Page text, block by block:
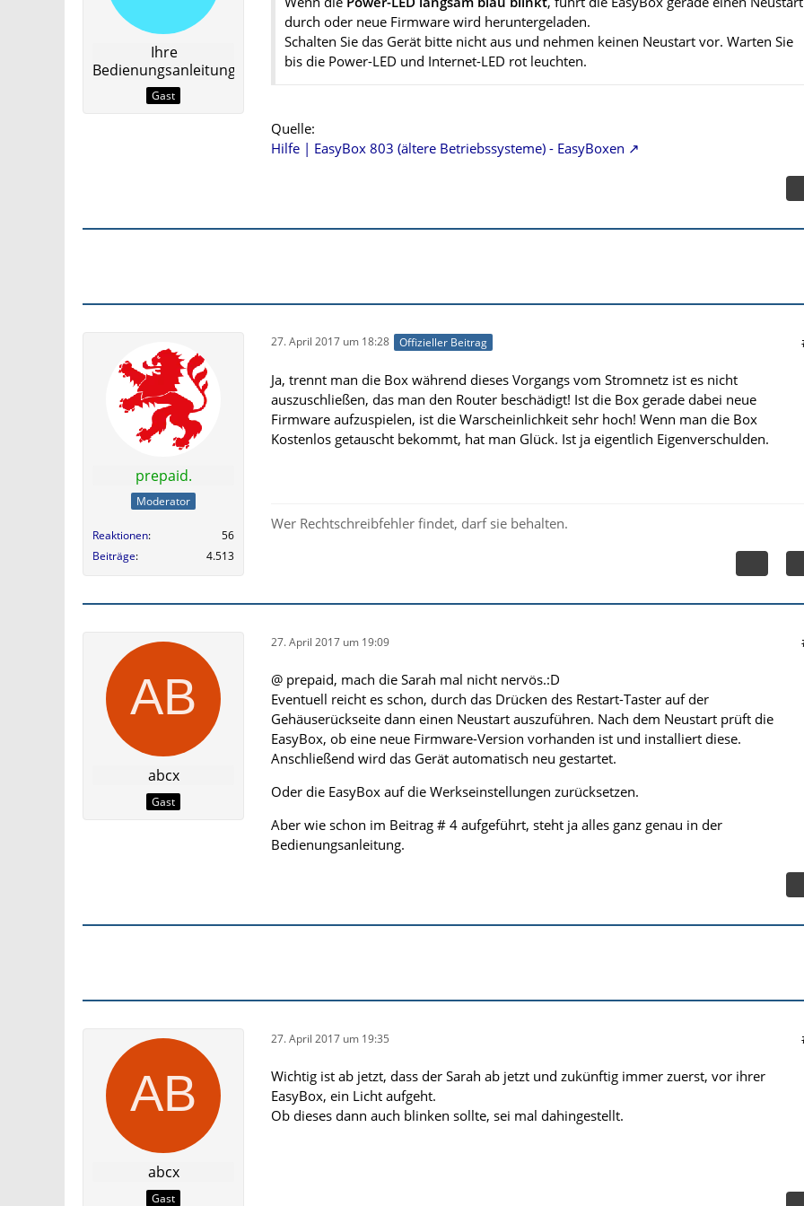
Ihre
Bedienungsanleitung
Gast
durch oder neue Firmware wird heruntergeladen.
Schalten Sie das Gerät bitte nicht aus und nehmen keinen Neustart vor. Warten Sie
bis die Power-LED und Internet-LED rot leuchten.
Quelle:
Hilfe | EasyBox 803 (ältere Betriebssysteme) - EasyBoxen
prepaid.
Moderator
Reaktionen
56
Beiträge
4.513
27. April 2017 um 18:28 Offizieller Beitrag
Ja, trennt man die Box während dieses Vorgangs vom Stromnetz ist es nicht
auszuschließen, das man den Router beschädigt! Ist die Box gerade dabei neue
Firmware aufzuspielen, ist die Warscheinlichkeit sehr hoch! Wenn man die Box
Kostenlos getauscht bekommt, hat man Glück. Ist ja eigentlich Eigenverschulden.
Wer Rechtschreibfehler findet, darf sie behalten.
abcx
Gast
27. April 2017 um 19:09
@ prepaid, mach die Sarah mal nicht nervös.:D
Eventuell reicht es schon, durch das Drücken des Restart-Taster auf der
Gehäuserückseite dann einen Neustart auszuführen. Nach dem Neustart prüft die
EasyBox, ob eine neue Firmware-Version vorhanden ist und installiert diese.
Anschließend wird das Gerät automatisch neu gestartet.
Oder die EasyBox auf die Werkseinstellungen zurücksetzen.
Aber wie schon im Beitrag # 4 aufgeführt, steht ja alles ganz genau in der
Bedienungsanleitung.
abcx
Gast
27. April 2017 um 19:35
Wichtig ist ab jetzt, dass der Sarah ab jetzt und zukünftig immer zuerst, vor ihrer
EasyBox, ein Licht aufgeht.
Ob dieses dann auch blinken sollte, sei mal dahingestellt.